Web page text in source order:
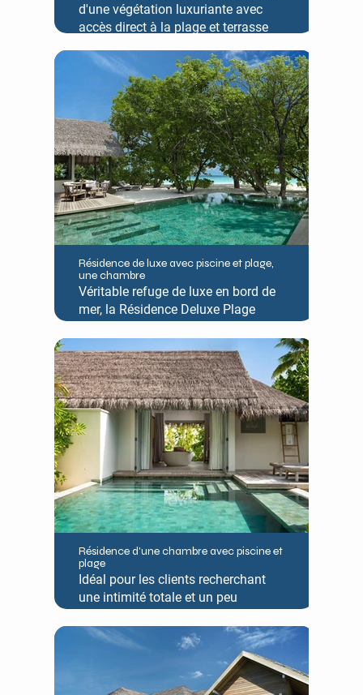
d'une végétation luxuriante avec
accès direct à la plage et terrasse
profonde dispose d'un jacuzzi en
plein air récemment ajouté conçu
pour les couples recherchant une
détente intime.
Résidence de luxe avec piscine et plage,
une chambre
Véritable refuge de luxe en bord de
mer, la Résidence Deluxe Plage
tropicaux luxuriants. Affichant le
même design intérieur authentique
que nos villas, cette luxueuse
résidence est agrémentée d'un salon
séparé, d'une spacieuse terrasse en
bord de mer, d'une piscine privée et
d'une salle de bain, le tout face aux
eaux azur du lagon.
Résidence d'une chambre avec piscine et
plage
Idéal pour les clients recherchant
une intimité totale et un peu
Bedroom Beach Pool Residence
offre des caractéristiques intérieures
élégantes avec une piscine
entièrement privée et une terrasse